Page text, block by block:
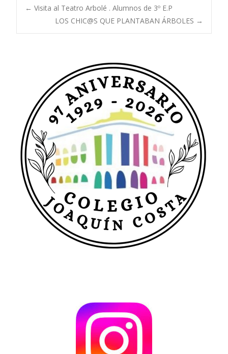
Navegación
entradas
← Visita al Teatro Arbolé . Alumnos de 3º E.P
LOS CHIC@S QUE PLANTABAN ÁRBOLES →